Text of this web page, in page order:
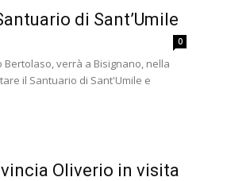
di Sant’Umile
0
Bertolaso, verrà a Bisignano, nella
il Santuario di Sant'Umile e
Oliverio in visita